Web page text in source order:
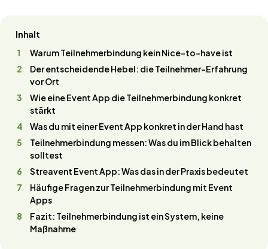
Inhalt
Warum Teilnehmerbindung kein Nice-to-have ist
Der entscheidende Hebel: die Teilnehmer-Erfahrung
vor Ort
Wie eine Event App die Teilnehmerbindung konkret
stärkt
Was du mit einer Event App konkret in der Hand hast
Teilnehmerbindung messen: Was du im Blick behalten
solltest
Streavent Event App: Was das in der Praxis bedeutet
Häufige Fragen zur Teilnehmerbindung mit Event
Apps
Fazit: Teilnehmerbindung ist ein System, keine
Maßnahme